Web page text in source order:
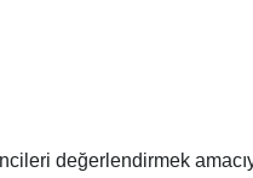
değerlendirmek